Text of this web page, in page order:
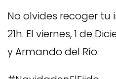
No olvides recoger tu
21h. El viernes, 1 de
y Armando del Río.